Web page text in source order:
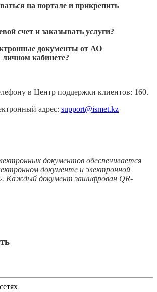
на портале и прикрепить
счет и заказывать услуги?
документы от АО
личном кабинете?
в Центр поддержки клиентов: 160.
адрес: support@ismet.kz
документов обеспечивается
документе и электронной
Каждый документ зашифрован QR-